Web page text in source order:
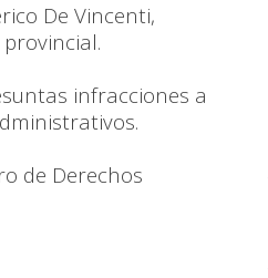
De Vincenti,
infracciones a
de Derechos